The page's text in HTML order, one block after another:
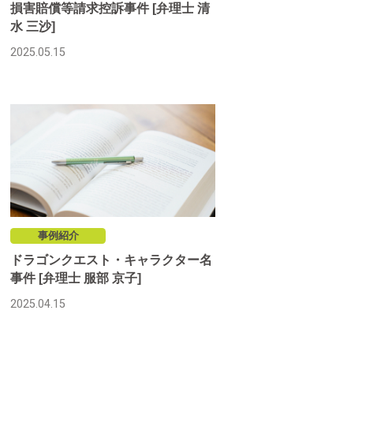
損害賠償等請求控訴事件 [弁理士 清
水 三沙]
2025.05.15
事例紹介
ドラゴンクエスト・キャラクター名
事件 [弁理士 服部 京子]
2025.04.15